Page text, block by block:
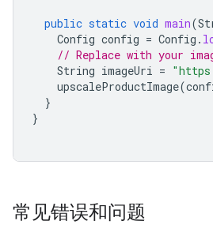
public static void main(
Config config = Config .
// Replace with your
String imageUri =
upscaleProductImage(
}
}
常见错误和问题